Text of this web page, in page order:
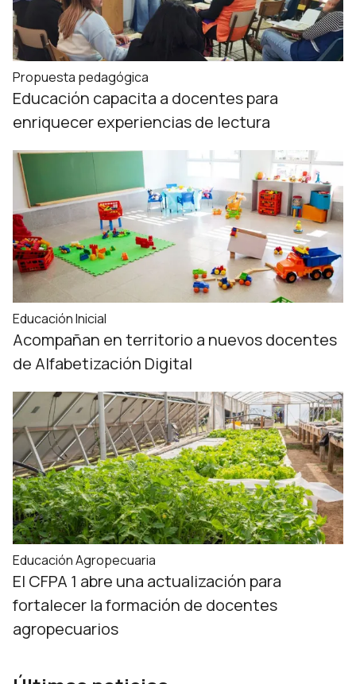
Propuesta pedagógica
Educación capacita a docentes para
enriquecer experiencias de lectura
Educación Inicial
Acompañan en territorio a nuevos docentes
de Alfabetización Digital
Educación Agropecuaria
El CFPA 1 abre una actualización para
fortalecer la formación de docentes
agropecuarios